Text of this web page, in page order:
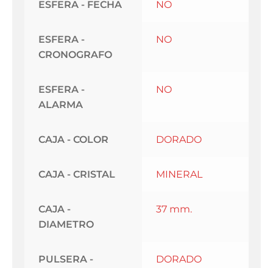
ESFERA - FECHA NO
ESFERA -
CRONOGRAFO
NO
ESFERA -
ALARMA
NO
CAJA - COLOR DORADO
CAJA - CRISTAL MINERAL
CAJA -
DIAMETRO
37 mm.
PULSERA -
DORADO